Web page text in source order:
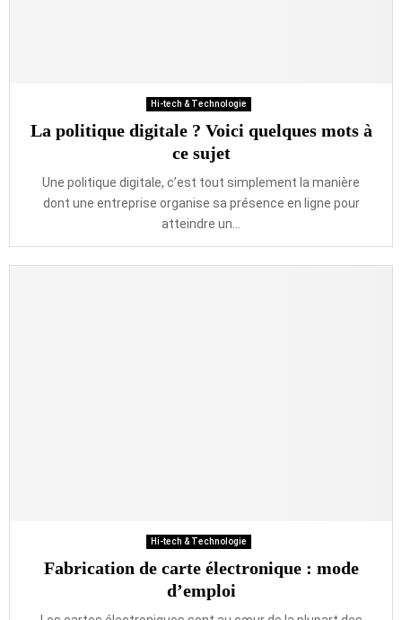
Hi-tech & Technologie
La politique digitale ? Voici quelques mots à
ce sujet
Une politique digitale, c’est tout simplement la manière
dont une entreprise organise sa présence en ligne pour
atteindre un...
Hi-tech & Technologie
Fabrication de carte électronique : mode
d’emploi